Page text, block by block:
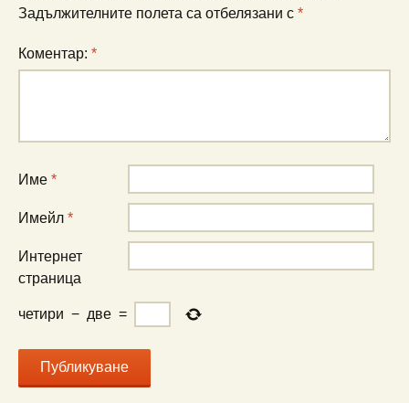
Задължителните полета са отбелязани с *
Коментар: *
Име *
Имейл *
Интернет
страница
четири − две =